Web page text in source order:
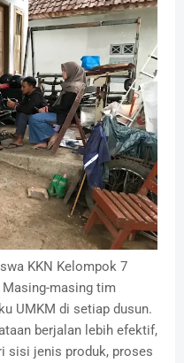
KKN Kelompok 7
masing tim
UMKM di setiap dusun.
berjalan lebih efektif,
sisi jenis produk, proses